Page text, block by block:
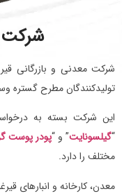
شرکت
شرکت معدنی و بازرگانی قیر
تولیدکنندگان مطرح گستره
این شرکت بسته به
“گیلسونایت” و “پودر پوست
مختلف را دارد.
معدن، کارخانه و انبارهای